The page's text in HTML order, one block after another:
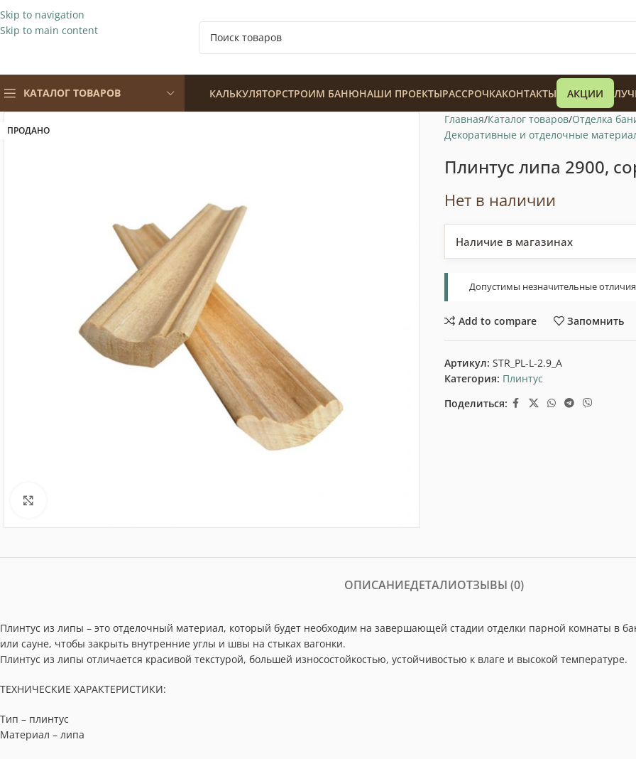
Skip to navigation
Skip to main content
КАТАЛОГ ТОВАРОВ КАЛЬКУЛЯТОРСТРОИМ БАНЮНАШИ ПРОЕКТЫРАССРОЧКАКОНТАКТЫ АКЦИИ
ПРОДАНО
Главная Каталог товаров Отделка
Декоративные и отделочные
Плинтус липа 2900,
Нет в наличии
Наличие в магазинах
Допустимы незначительные
Add to compare Запомнить
Артикул: STR_PL-L-2.9_A
Категория: Плинтус
Поделиться:
ОПИСАНИЕДЕТАЛИОТЗЫВЫ (0)
Плинтус из липы – это отделочный материал, который будет необходим на завершающей стадии отделки парной комнаты в
или сауне, чтобы закрыть внутренние углы и швы на стыках вагонки.
Плинтус из липы отличается красивой текстурой, большей износостойкостью, устойчивостью к влаге и высокой температуре.
ТЕХНИЧЕСКИЕ ХАРАКТЕРИСТИКИ:
Тип – плинтус
Материал – липа